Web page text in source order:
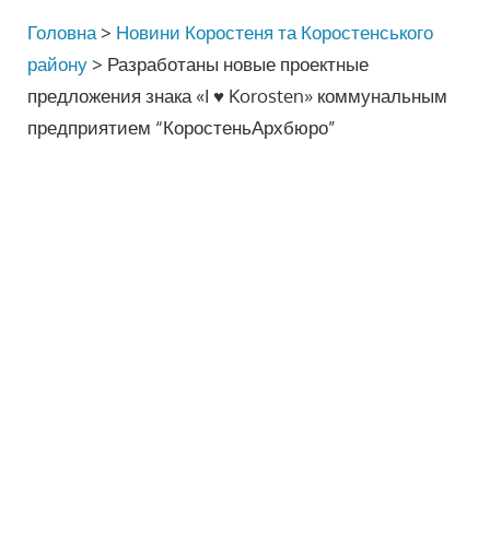
Головна > Новини Коростеня та Коростенського
району > Разработаны новые проектные
предложения знака «I ♥ Korosten» коммунальным
предприятием “КоростеньАрхбюро”